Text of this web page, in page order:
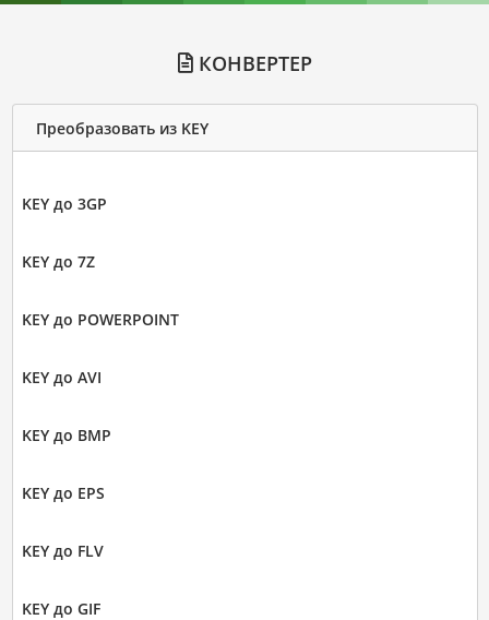
КОНВЕРТЕР
Преобразовать из KEY
KEY до 3GP
KEY до 7Z
KEY до POWERPOINT
KEY до AVI
KEY до BMP
KEY до EPS
KEY до FLV
KEY до GIF